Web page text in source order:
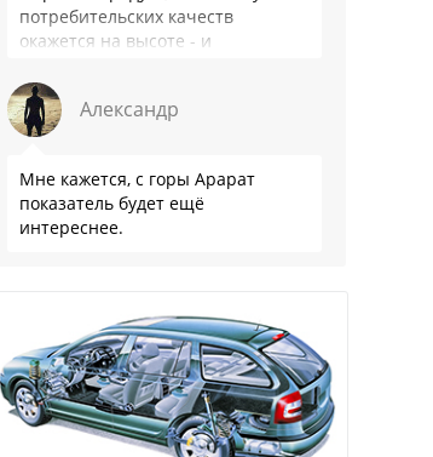
потребительских качеств
окажется на высоте - и
такое слово …
Александр
Мне кажется, с горы Арарат
показатель будет ещё
интереснее.